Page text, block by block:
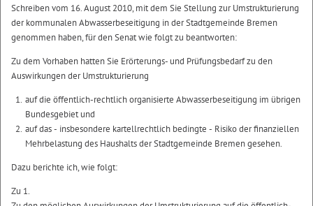
Schreiben vom 16. August 2010, mit dem Sie Stellung zur Umstrukturierung
der kommunalen Abwasserbeseitigung in der Stadtgemeinde Bremen
genommen haben, für den Senat wie folgt zu beantworten:
Zu dem Vorhaben hatten Sie Erörterungs- und Prüfungsbedarf zu den
Auswirkungen der Umstrukturierung
auf die öffentlich-rechtlich organisierte Abwasserbeseitigung im übrigen
Bundesgebiet und
auf das - insbesondere kartellrechtlich bedingte - Risiko der finanziellen
Mehrbelastung des Haushalts der Stadtgemeinde Bremen gesehen.
Dazu berichte ich, wie folgt:
Zu 1.